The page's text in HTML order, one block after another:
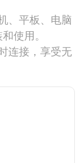
、平板、电脑
使用。
连接，享受无